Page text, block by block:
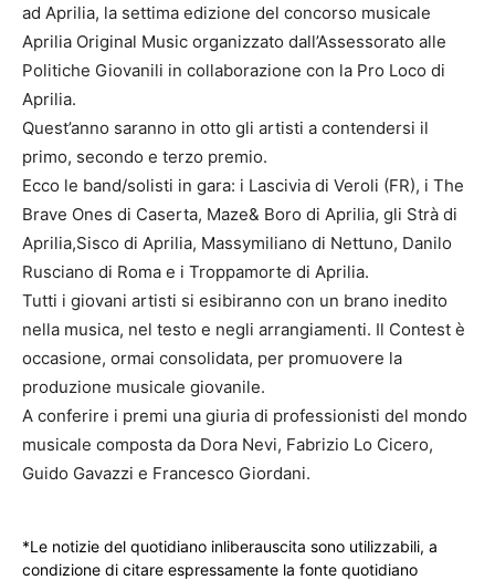
ad Aprilia, la settima edizione del concorso musicale
Aprilia Original Music organizzato dall’Assessorato alle
Politiche Giovanili in collaborazione con la Pro Loco di
Aprilia.
Quest’anno saranno in otto gli artisti a contendersi il
primo, secondo e terzo premio.
Ecco le band/solisti in gara: i Lascivia di Veroli (FR), i The
Brave Ones di Caserta, Maze& Boro di Aprilia, gli Strà di
Aprilia,Sisco di Aprilia, Massymiliano di Nettuno, Danilo
Rusciano di Roma e i Troppamorte di Aprilia.
Tutti i giovani artisti si esibiranno con un brano inedito
nella musica, nel testo e negli arrangiamenti. Il Contest è
occasione, ormai consolidata, per promuovere la
produzione musicale giovanile.
A conferire i premi una giuria di professionisti del mondo
musicale composta da Dora Nevi, Fabrizio Lo Cicero,
Guido Gavazzi e Francesco Giordani.
*Le notizie del quotidiano inliberauscita sono utilizzabili, a
condizione di citare espressamente la fonte quotidiano